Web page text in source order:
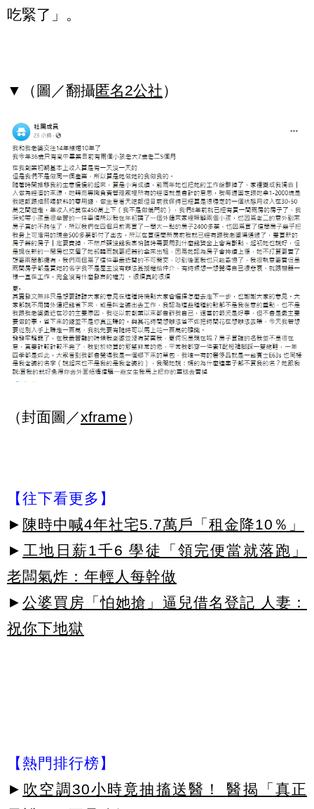
吃緊了」。
▼（圖／翻攝匿名2公社）
（封面圖／xframe）
【往下看更多】
► 陳時中喊4年社宅5.7萬戶「租金降10％」
► 工地日薪1千6 學徒「領完便當就落跑」
老闆氣炸：年輕人每幹做
► 公婆買房「怕她搶」逼兒借名登記 人妻：
祝你下地獄
【熱門排行榜】
► 吹空調30小時竟抽搐送醫！ 醫揭「真正